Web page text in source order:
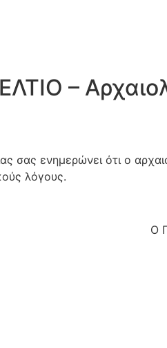
–
σας ενημερώνει ότι ο
λόγους.
της